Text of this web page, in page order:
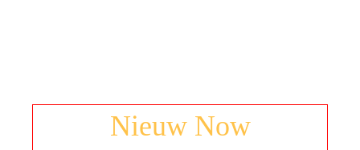
Nieuw Now